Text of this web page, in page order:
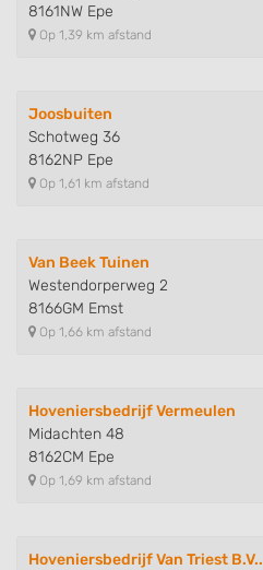
8161NW Epe
Op 1,39 km afstand
Joosbuiten
Schotweg 36
8162NP Epe
Op 1,61 km afstand
Van Beek Tuinen
Westendorperweg 2
8166GM Emst
Op 1,66 km afstand
Hoveniersbedrijf Vermeulen
Midachten 48
8162CM Epe
Op 1,69 km afstand
Hoveniersbedrijf Van Triest B.V..